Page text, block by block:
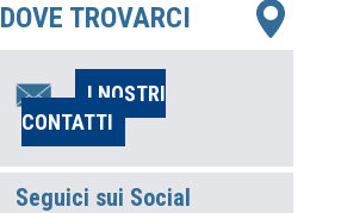
DOVE TROVARCI
I NOSTRI
CONTATTI
Seguici sui Social